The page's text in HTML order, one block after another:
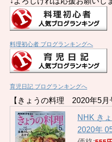
料理初心者 ブログランキングへ
育児日記 ブログランキングへ
【きょうの料理 2020年5月
NHK き
2020年